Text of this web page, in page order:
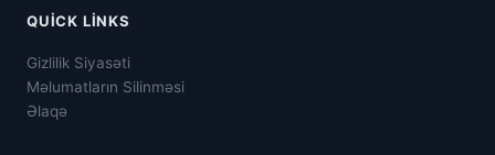
QUICK LINKS
Gizlilik Siyasəti
Məlumatların Silinməsi
Əlaqə